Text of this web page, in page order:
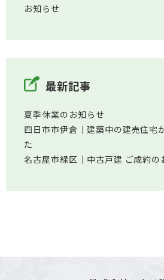
お知らせ
最新記事
夏季休業のお知らせ
四日市市伊倉│建築中の建売住宅
た
名古屋市緑区│中古戸建 ご成約の